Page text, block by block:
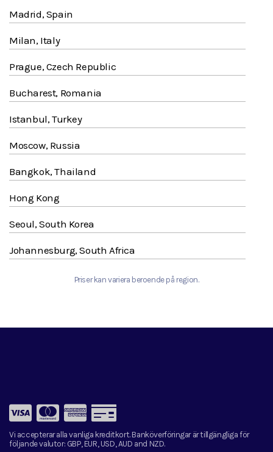
Madrid, Spain
Milan, Italy
Prague, Czech Republic
Bucharest, Romania
Istanbul, Turkey
Moscow, Russia
Bangkok, Thailand
Hong Kong
Seoul, South Korea
Johannesburg, South Africa
Priser kan variera beroende på region.
Vi accepterar alla vanliga kreditkort. Banköverföringar är tillgängliga för
följande valutor: GBP, EUR, USD, AUD and NZD.